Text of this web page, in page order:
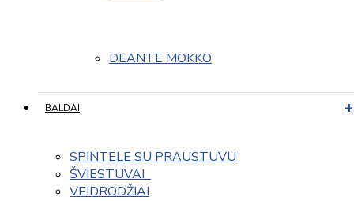
DEANTE MOKKO
BALDAI
SPINTELE SU PRAUSTUVU
ŠVIESTUVAI
VEIDRODŽIAI